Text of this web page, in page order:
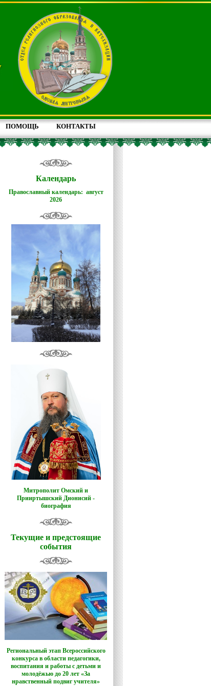
ПОМОЩЬ КОНТАКТЫ
Календарь
Православный календарь: август
2026
Митрополит Омский и
Прииртышский Дионисий -
биография
Текущие и предстоящие
события
Региональный этап Всероссийского
конкурса в области педагогики,
воспитания и работы с детьми и
молодёжью до 20 лет «За
нравственный подвиг учителя»